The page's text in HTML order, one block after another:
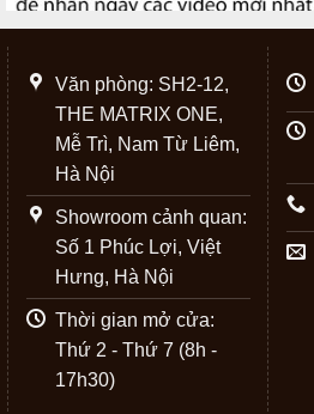
Văn phòng: SH2-12,
THE MATRIX ONE,
Mễ Trì, Nam Từ Liêm,
Hà Nội
Showroom cảnh quan:
Số 1 Phúc Lợi, Việt
Hưng, Hà Nội
Thời gian mở cửa:
Thứ 2 - Thứ 7 (8h -
17h30)